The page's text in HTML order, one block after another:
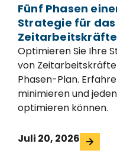
Fünf Phasen
Strategie für
Optimieren Sie Ihre
von
Phasen-Plan.
minimieren und
optimieren können.
Juli 20, 2026